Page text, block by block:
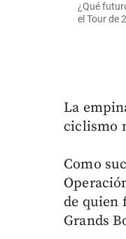
¿Qué
el Tour de
La
ciclismo
Como
de quien
Grands